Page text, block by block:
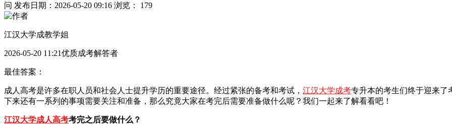
问 发布日期：2026-05-20 09:16 浏览： 179
江汉大学成教学姐
2026-05-20 11:21优质成考解答者
最佳答案：
成人高考是许多在职人员和社会人士提升学历的重要途径。经过紧张的备考和考试， 江汉大学成考专升本的考生们终于迎来了
下来还有一系列的事项需要关注和准备，那么究竟大家在考完后需要准备做什么呢？我们一起来了解看看吧！
江汉大学成人高考考完之后要做什么？